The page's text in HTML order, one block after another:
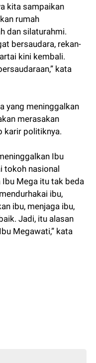
kita sampaikan
rumah
dan silaturahmi.
bersaudara, rekan-
kini kembali.
kata
yang meninggalkan
merasakan
karir politiknya.
Ibu
tokoh nasional
Ibu Mega itu tak beda
ibu,
ibu, menjaga ibu,
Jadi, itu alasan
Megawati,” kata